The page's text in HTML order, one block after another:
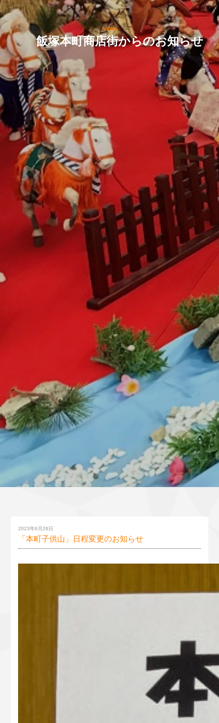
NEWS
飯塚本町商店街からのお知らせ
2023年6月26日
「本町子供山」日程変更のお知らせ